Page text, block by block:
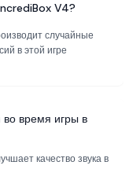
V4?
случайные
в этой игре
во время игры в
качество звука в